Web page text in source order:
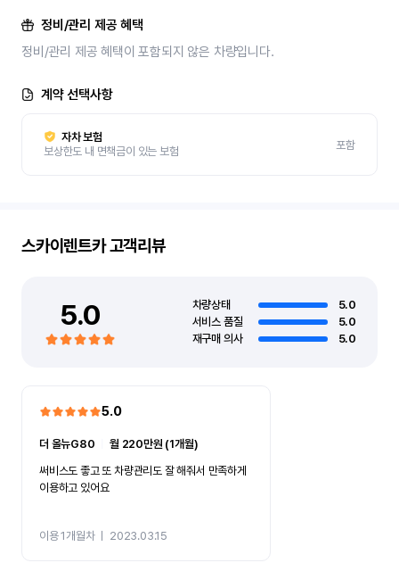
정비/관리 제공 혜택
정비/관리 제공 혜택이 포함되지 않은 차량입니다.
계약 선택사항
자차 보험
보상한도 내 면책금이 있는 보험
포함
스카이렌트카고객리뷰
5.0 차량상태
5.0
서비스 품질
5.0
재구매 의사
5.0
5.0
더 올뉴G80 ㅣ월 220만원 (1개월)
써비스도 좋고 또 차량관리도 잘 해줘서 만족하게
이용하고 있어요
이용 1개월차ㅣ 2023.03.15